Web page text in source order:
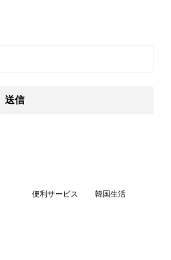
便利サービス 韓国生活